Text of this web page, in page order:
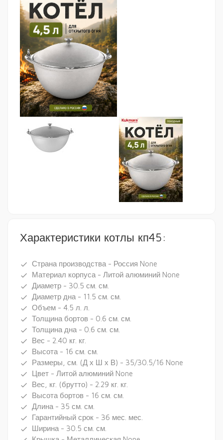
Характеристики котлы кп45:
done Страна производства - Россия None
done Материал корпуса - Литой алюминий None
done Диаметр - 30.5 см. см.
done Диаметр дна - 11.5 см. см.
done Объем - 4.5 л. л.
done Толщина бортов - 0.6 см. см.
done Толщина дна - 0.6 см. см.
done Вес - 2.40 кг. кг.
done Высота - 16 см. см.
done Размеры, см. (Д х Ш х В) - 35/30.5/16 None
done Цвет - Литой алюминий None
done Вес, кг. (брутто) - 2.29 кг. кг.
done Высота бортов - 16 см. см.
done Длина - 35 см. см.
done Гарантийный срок - 36 мес. мес.
done Ширина - 30.5 см. см.